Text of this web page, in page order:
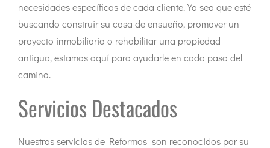
necesidades específicas de cada cliente. Ya sea que esté
buscando construir su casa de ensueño, promover un
proyecto inmobiliario o rehabilitar una propiedad
antigua, estamos aquí para ayudarle en cada paso del
camino.
Servicios Destacados
Nuestros servicios de Reformas son reconocidos por su